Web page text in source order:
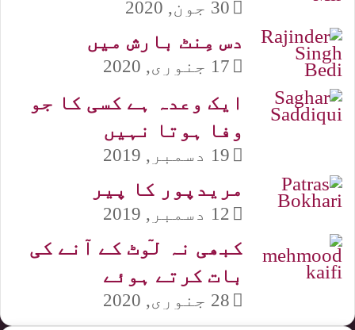
30 جون, 2020
دس مِنٹ بارش میں
17 جنوری, 2020
ایک وعدہ ہے کسی کا جو
وفا ہوتا نہیں
19 دسمبر, 2019
مریدپور کا پیر
12 دسمبر, 2019
کبھی نہ لٙوٹ کے آنے کی
بات کرتے ہوئے
28 جنوری, 2020